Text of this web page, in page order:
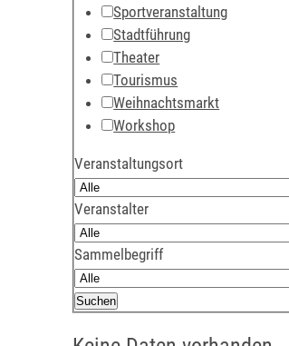
Sportveranstaltung
Stadtführung
Theater
Tourismus
Weihnachtsmarkt
Workshop
Veranstaltungsort
Veranstalter
Sammelbegriff